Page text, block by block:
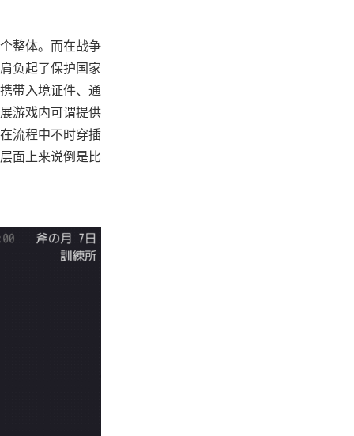
整体。而在战争
负起了保护国家
带入境证件、通
游戏内可谓提供
流程中不时穿插
面上来说倒是比